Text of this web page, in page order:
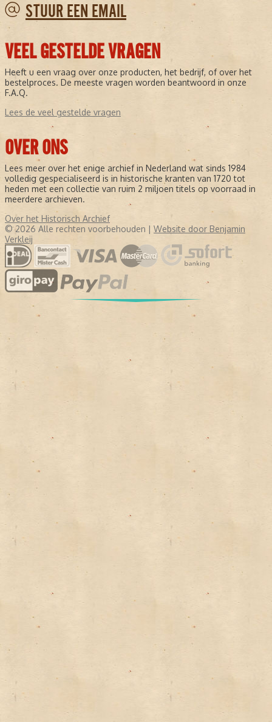
STUUR EEN EMAIL
VEEL GESTELDE VRAGEN
Heeft u een vraag over onze producten, het bedrijf, of over het
bestelproces. De meeste vragen worden beantwoord in onze
F.A.Q.
Lees de veel gestelde vragen
OVER ONS
Lees meer over het enige archief in Nederland wat sinds 1984
volledig gespecialiseerd is in historische kranten van 1720 tot
heden met een collectie van ruim 2 miljoen titels op voorraad in
meerdere archieven.
Over het Historisch Archief
© 2026 Alle rechten voorbehouden | Website door Benjamin
Verkleij